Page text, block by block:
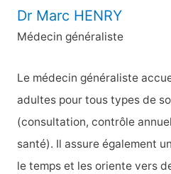
e
r
h
e
r
:
Dr Marc HENRY
Médecin généraliste
Le médecin généraliste
adultes pour tous types de
(consultation, contrôle
santé). Il assure également
le temps et les oriente vers